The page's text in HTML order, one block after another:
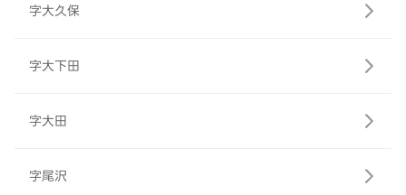
字大久保
字大下田
字大田
字尾沢